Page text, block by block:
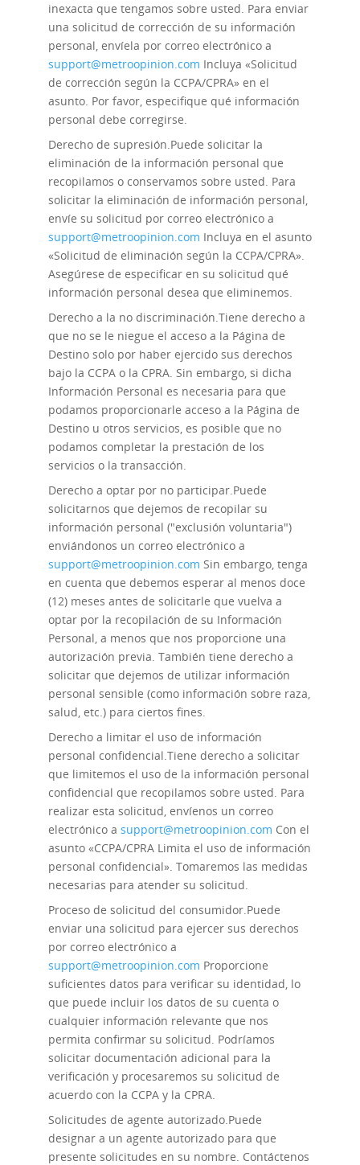
inexacta que tengamos sobre usted. Para enviar
una solicitud de corrección de su información
personal, envíela por correo electrónico a
support@metroopinion.com Incluya «Solicitud
de corrección según la CCPA/CPRA» en el
asunto. Por favor, especifique qué información
personal debe corregirse.
Derecho de supresión.Puede solicitar la
eliminación de la información personal que
recopilamos o conservamos sobre usted. Para
solicitar la eliminación de información personal,
envíe su solicitud por correo electrónico a
support@metroopinion.com Incluya en el asunto
«Solicitud de eliminación según la CCPA/CPRA».
Asegúrese de especificar en su solicitud qué
información personal desea que eliminemos.
Derecho a la no discriminación.Tiene derecho a
que no se le niegue el acceso a la Página de
Destino solo por haber ejercido sus derechos
bajo la CCPA o la CPRA. Sin embargo, si dicha
Información Personal es necesaria para que
podamos proporcionarle acceso a la Página de
Destino u otros servicios, es posible que no
podamos completar la prestación de los
servicios o la transacción.
Derecho a optar por no participar.Puede
solicitarnos que dejemos de recopilar su
información personal ("exclusión voluntaria")
enviándonos un correo electrónico a
support@metroopinion.com Sin embargo, tenga
en cuenta que debemos esperar al menos doce
(12) meses antes de solicitarle que vuelva a
optar por la recopilación de su Información
Personal, a menos que nos proporcione una
autorización previa. También tiene derecho a
solicitar que dejemos de utilizar información
personal sensible (como información sobre raza,
salud, etc.) para ciertos fines.
Derecho a limitar el uso de información
personal confidencial.Tiene derecho a solicitar
que limitemos el uso de la información personal
confidencial que recopilamos sobre usted. Para
realizar esta solicitud, envíenos un correo
electrónico a support@metroopinion.com Con el
asunto «CCPA/CPRA Limita el uso de información
personal confidencial». Tomaremos las medidas
necesarias para atender su solicitud.
Proceso de solicitud del consumidor.Puede
enviar una solicitud para ejercer sus derechos
por correo electrónico a
support@metroopinion.com Proporcione
suficientes datos para verificar su identidad, lo
que puede incluir los datos de su cuenta o
cualquier información relevante que nos
permita confirmar su solicitud. Podríamos
solicitar documentación adicional para la
verificación y procesaremos su solicitud de
acuerdo con la CCPA y la CPRA.
Solicitudes de agente autorizado.Puede
designar a un agente autorizado para que
presente solicitudes en su nombre. Contáctenos